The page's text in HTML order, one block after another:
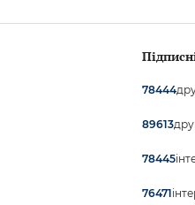
78444
89613
78445
76471